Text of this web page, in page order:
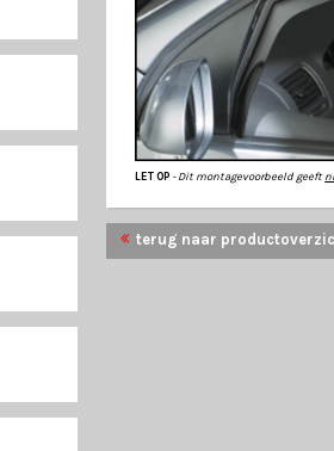
Climairis een
Alle producten
staat bekend om
Een aanwinst voor
Alle schermen
monterenzonder
meegeleverd.